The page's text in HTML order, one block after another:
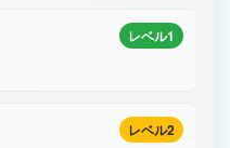
レベル1
レベル2